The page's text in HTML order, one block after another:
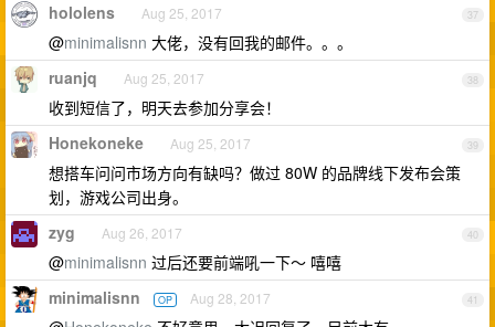
37
hololens Aug 25, 2017
@minimalisnn 大佬，没有回我的邮件。。。
38
ruanjq Aug 25, 2017
收到短信了，明天去参加分享会！
39
Honekoneke Aug 25, 2017
想搭车问问市场方向有缺吗？做过 80W 的品牌线下发布会策
划，游戏公司出身。
40
zyg Aug 26, 2017
@minimalisnn 过后还要前端吼一下～ 嘻嘻
41
minimalisnn OP Aug 28, 2017